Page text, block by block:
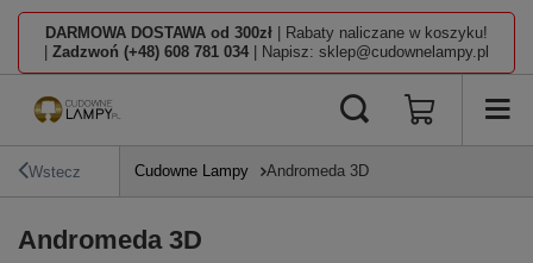
DARMOWA DOSTAWA od 300zł | Rabaty naliczane w koszyku!
Zadzwoń (+48) 608 781 034 | Napisz: sklep@cudownelampy.pl
Wstecz Cudowne Lampy Andromeda 3D
Andromeda 3D